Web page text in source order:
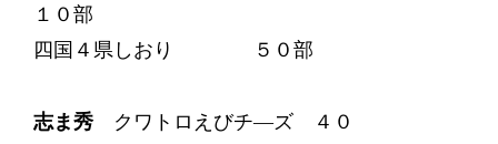
１０部
四国４県しおり ５０部
志ま秀 クワトロえびチ―ズ ４０